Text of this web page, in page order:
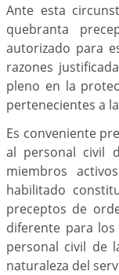
Ante esta
quebranta
autorizado para
razones
pleno en la
pertenecientes a
Es conveniente
al personal civil
miembros
habilitado
preceptos de
diferente para
personal civil de
naturaleza del